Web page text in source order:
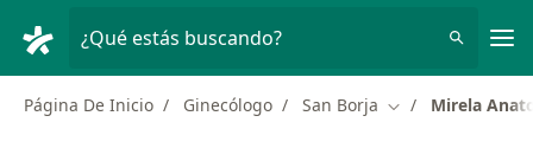
¿Qué estás buscando?
Página De Inicio Ginecólogo San Borja Cambiar de
Mirela